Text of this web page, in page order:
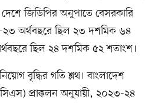
জিডিপির অনুপাতে বেসরকারি
২৩ অর্থবছরে ছিল ২৩ দশমিক ৬৪
ছিল ২৪ দশমিক ৫২ শতাংশ।
বৃদ্ধির গতি শ্লথ। বাংলাদেশ
প্রাক্কলন অনুযায়ী, ২০২৩-২৪